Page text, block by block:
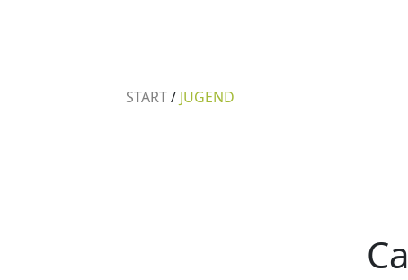
START/ JUGEND